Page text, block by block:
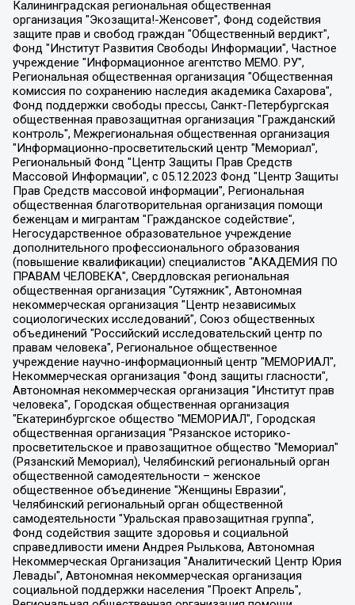
Калининградская региональная общественная организация "Экозащита!-Женсовет", Фонд содействия защите прав и свобод граждан "Общественный вердикт", Фонд "Институт Развития Свободы Информации", Частное учреждение "Информационное агентство МЕМО. РУ", Региональная общественная организация "Общественная комиссия по сохранению наследия академика Сахарова", Фонд поддержки свободы прессы, Санкт-Петербургская общественная правозащитная организация "Гражданский контроль", Межрегиональная общественная организация "Информационно-просветительский центр "Мемориал", Региональный Фонд "Центр Защиты Прав Средств Массовой Информации", с 05.12.2023 Фонд "Центр Защиты Прав Средств массовой информации", Региональная общественная благотворительная организация помощи беженцам и мигрантам "Гражданское содействие", Негосударственное образовательное учреждение дополнительного профессионального образования (повышение квалификации) специалистов "АКАДЕМИЯ ПО ПРАВАМ ЧЕЛОВЕКА", Свердловская региональная общественная организация "Сутяжник", Автономная некоммерческая организация "Центр независимых социологических исследований", Союз общественных объединений "Российский исследовательский центр по правам человека", Региональное общественное учреждение научно-информационный центр "МЕМОРИАЛ", Некоммерческая организация "Фонд защиты гласности", Автономная некоммерческая организация "Институт прав человека", Городская общественная организация "Екатеринбургское общество "МЕМОРИАЛ", Городская общественная организация "Рязанское историко-просветительское и правозащитное общество "Мемориал" (Рязанский Мемориал), Челябинский региональный орган общественной самодеятельности – женское общественное объединение "Женщины Евразии", Челябинский региональный орган общественной самодеятельности "Уральская правозащитная группа", Фонд содействия защите здоровья и социальной справедливости имени Андрея Рылькова, Автономная Некоммерческая Организация "Аналитический Центр Юрия Левады", Автономная некоммерческая организация социальной поддержки населения "Проект Апрель", Региональная общественная организация помощи женщинам и детям, находящимся в кризисной ситуации "Информационно-методический центр "Анна", Фонд содействия развитию массовых коммуникаций и правовому просвещению "Так-так-Так", Фонд содействия устойчивому развитию "Серебряная тайга", Свердловский региональный общественный фонд социальных проектов "Новое время", "Idel.Реалии", Кавказ.Реалии, Крым.Реалии, Телеканал Настоящее Время, Татаро-башкирская служба Радио Свобода (Azatliq Radiosi), Радио Свободная Европа/Радио Свобода (PCE/PC), "Сибирь.Реалии", "Фактограф", Благотворительный фонд помощи осужденным и их семьям, Автономная некоммерческая организация "Институт глобализации и социальных движений", Фонд "В защиту прав заключенных", Частное учреждение "Центр поддержки и содействия развитию средств массовой информации", Пензенский региональный общественный благотворительный фонд "Гражданский союз", "Север.Реалии", Некоммерческая организация Фонд "Правовая инициатива", Общество с ограниченной ответственностью "Радио Свободная Европа/Радио Свобода", Чешское информационное агентство "MEDIUM-ORIENT", Красноярская региональная общественная организация "Мы против СПИДа", Камалягин Денис Николаевич, Маркелов Сергей Евгеньевич, Пономарев Лев Александрович, Савицкая Людмила Алексеевна, Автономная некоммерческая организация "Центр по работе с проблемой насилия "НАСИЛИЮ.НЕТ", Межрегиональный профессиональный союз работников здравоохранения "Альянс врачей", Юридическое лицо, зарегистрированное в Латвийской Республике, SIA "Medusa Project" (регистрационный номер 40103797863, дата регистрации 10.06.2014), Некоммерческая организация "Фонд по борьбе с коррупцией", Автономная некоммерческая организация "Институт права и публичной политики", Баданин Роман Сергеевич, Гликин Максим Александрович, Железнова Мария Михайловна, Лукьянова Юлия Сергеевна, Маетная Елизавета Витальевна, Маняхин Петр Борисович, Чуракова Ольга Владимировна, Ярош Юлия Петровна, Юридическое лицо "The Insider SIA", зарегистрированное в Риге, Латвийская Республика (дата регистрации 26.06.2015), являющееся администратором доменного имени интернет-издания "The Insider SIA", https://theins.ru, Постернак Алексей Евгеньевич, Рубин Михаил Аркадьевич, Анин Роман Александрович, Юридическое лицо Istories fonds, зарегистрированное в Латвийской Республике (регистрационный номер 50008295751, дата регистрации 24.02.2020), Великовский Дмитрий Александрович, Долинина Ирина Николаевна, Мароховская Алеся Алексеевна, Шлейнов Роман Юрьевич, Шмагун Олеся Валентиновна, Общество с ограниченной ответственностью "Альтаир 2021", Общество с ограниченной ответственностью "Вега 2021", Общество с ограниченной ответственностью "Главный редактор 2021", Общество с ограниченной ответственностью "Ромашки монолит", Важенков Артем Валерьевич, Ивановская областная общественная организация "Центр гендерных исследований", Гурман Юрий Альбертович, Медиапроект "ОВД-Инфо", Егоров Владимир Владимирович, Жилинский Владимир Александрович, Общество с ограниченной ответственностью "ЗП", Иванова София Юрьевна, Карезина Инна Павловна, Кильтау Екатерина Викторовна, Петров Алексей Викторович, Пискунов Сергей Евгеньевич, Смирнов Сергей Сергеевич, Тихонов Михаил Сергеевич, Общество с ограниченной ответственностью "ЖУРНАЛИСТ-ИНОСТРАННЫЙ АГЕНТ", Арапова Галина Юрьевна, Вольтская Татьяна Анатольевна, Американская компания "Mason G.E.S. Anonymous Foundation" (США), являющаяся владельцем интернет-издания https://mnews.world/, Компания "Stichting Bellingcat", зарегистрированная в Нидерландах (дата регистрации 11.07.2018), Захаров Андрей Вячеславович, Клепиковская Екатерина Дмитриевна, Общество с ограниченной ответственностью "МЕМО", Перл Роман Александрович, Симонов Евгений Алексеевич, Соловьева Елена Анатольевна, Сотников Даниил Владимирович, Сурначева Елизавета Дмитриевна, Автономная некоммерческая организация по защите прав человека и информированию населения "Якутия – Наше Мнение", Общество с ограниченной ответственностью "Москоу диджитал медиа", с 26.01.2023 Общество с ограниченной ответственностью "Чайка Белые сады", Ветошкина Валерия Валерьевна, Заговора Максим Александрович, Межрегиональное общественное движение "Российская ЛГБТ - сеть", Оленичев Максим Владимирович, Павлов Иван Юрьевич, Скворцова Елена Сергеевна, Общество с ограниченной ответственностью "Как бы инагент", Кочетков Игорь Викторович, Общество с ограниченной ответственностью "Честные выборы", Еланчик Олег Александрович, Общество с ограниченной ответственностью "Нобелевский призыв", Гималова Регина Эмилевна, Григорьев Андрей Валерьевич, Григорьева Алина Александровна, Ассоциация по содействию защите прав призывников, альтернативнослужащих и военнослужащих "Правозащитная группа "Гражданин.Армия.Право", Хисамова Регина Фаритовна, Автономная некоммерческая организация по реализации социально-правовых программ "Лилит", Дальневосточное общественное движение "Маяк", Санкт-Петербургская ЛГБТ-инициативная группа "Выход", Инициативная группа ЛГБТ+ "Реверс", Алексеев Андрей Викторович, Бекбулатова Таисия Львовна, Беляев Иван Михайлович, Владыкина Елена Сергеевна, Гельман Марат Александрович, Никульшина Вероника Юрьевна, Толоконникова Надежда Андреевна, Шендерович Виктор Анатольевич, Общество с ограниченной ответственностью "Данное сообщение", Общество с ограниченной ответственностью Издательский дом "Новая глава", Айнбиндер Александра Александровна, Московский комьюнити-центр для ЛГБТ+инициатив, Благотворительный фонд развития филантропии, Deutsche Welle (Германия, Kurt-Schumacher-Strasse 3, 53113 Bonn), Борзунова Мария Михайловна, Воробьев Виктор Викторович, Голубева Анна Львовна, Константинова Алла Михайловна, Малкова Ирина Владимировна, Мурадов Мурад Абдулгалимович, Осетинская Елизавета Николаевна, Понасенков Евгений Николаевич, Ганапольский Матвей Юрьевич, Киселев Евгений Алексеевич, Борухович Ирина Григорьевна, Дремин Иван Тимофеевич, Дубровский Дмитрий Викторович, Красноярская региональная общественная организация поддержки и развития альтернативных образовательных технологий и межкультурных коммуникаций "ИНТЕРРА", Маяковская Екатерина Алексеевна, Фейгин Марк Захарович, Филимонов Андрей Викторович, Дзугкоева Регина Николаевна, Доброхотов Роман Александрович, Дудь Юрий Александрович, Елкин Сергей Владимирович, Кругликов Кирилл Игоревич, Сабунаева Мария Леонидовна, Семенов Алексей Владимирович, Шаинян Карен Багратович, Шульман Екатерина Михайловна, Асафьев Артур Валерьевич, Вахштайн Виктор Семенович, Венедиктов Алексей Алексеевич, Лушникова Екатерина Евгеньевна, Волков Леонид Михайлович, Невзоров Александр Глебович, Пархоменко Сергей Борисович, Сироткин Ярослав Николаевич, Кара-Мурза Владимир Владимирович, Баранова Наталья Владимировна, Гозман Леонид Яковлевич, Кагарлицкий Борис Юльевич, Климарев Михаил Валерьевич, Милов Владимир Станиславович, Автономная некоммерческая организация Краснодарский центр современного искусства "Типография", Моргенштерн Алишер Тагирович, Соболь Любовь Эдуардовна, Общество с ограниченной ответственностью "ЛИЗА НОРМ", Каспаров Гарри Кимович, Ходорковский Михаил Борисович, Общество с ограниченной ответственностью "Апрельские тезисы", Данилович Ирина Брониславовна, Кашин Олег Владимирович, Петров Николай Владимирович, Пивоваров Алексей Владимирович, Соколов Михаил Владимирович, Цветкова Юлия Владимировна, Чичваркин Евгений Александрович, Комитет против пыток/Команда против пыток, Общество с ограниченной ответственностью "Первый научный", Общество с ограниченной ответственностью "Вертолет и ко", Белоцерковская Вероника Борисовна, Кац Максим Евгеньевич, Лазарева Татьяна Юрьевна, Шаведдинов Руслан Табризович, Яшин Илья Валерьевич, Общество с ограниченной ответственностью "Иноагент ААВ", Алешковский Дмитрий Петрович, Альбац Евгения Марковна, Быков Дмитрий Львович, Галямина Юлия Евгеньевна, Лойко Сергей Леонидович, Мартынов Кирилл Константинович, Медведев Сергей Александрович, Крашенинников Федор Геннадиевич, Гордеева Катерина Вл